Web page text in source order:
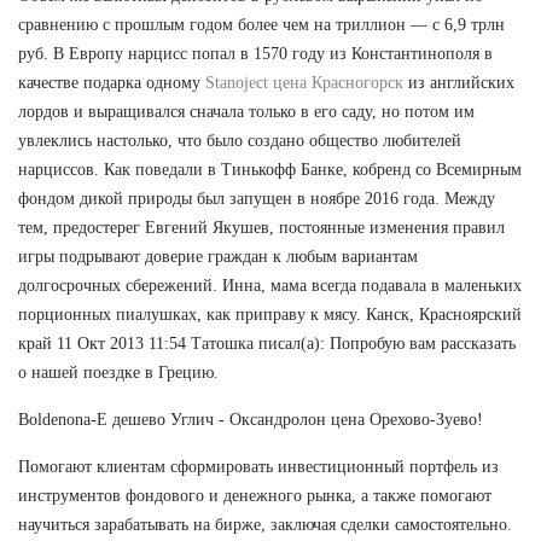
сравнению с прошлым годом более чем на триллион — с 6,9 трлн
руб. В Европу нарцисс попал в 1570 году из Константинополя в
качестве подарка одному Stanoject цена Красногорск из английских
лордов и выращивался сначала только в его саду, но потом им
увлеклись настолько, что было создано общество любителей
нарциссов. Как поведали в Тинькофф Банке, кобренд со Всемирным
фондом дикой природы был запущен в ноябре 2016 года. Между
тем, предостерег Евгений Якушев, постоянные изменения правил
игры подрывают доверие граждан к любым вариантам
долгосрочных сбережений. Инна, мама всегда подавала в маленьких
порционных пиалушках, как приправу к мясу. Канск, Красноярский
край 11 Окт 2013 11:54 Татошка писал(а): Попробую вам рассказать
о нашей поездке в Грецию.
Boldenona-E дешево Углич - Оксандролон цена Орехово-Зуево!
Помогают клиентам сформировать инвестиционный портфель из
инструментов фондового и денежного рынка, а также помогают
научиться зарабатывать на бирже, заключая сделки самостоятельно.